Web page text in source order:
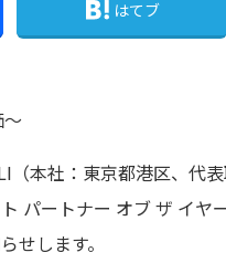
はてブ
本社：東京都港区、代表
パートナー オブ ザ イヤ
せします。